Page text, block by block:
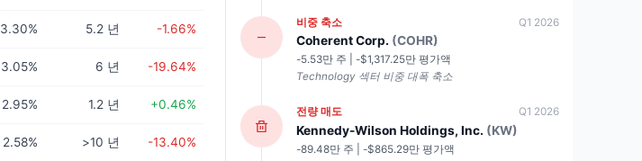
3.30% 5.2 년 -1.66%
3.05% 6 년 -19.64%
2.95% 1.2 년 +0.46%
2.58% >10 년 -13.40%
비중 축소
Coherent Corp. (COHR)
-5.53만 주 | -$1,317.25만 평가액
Technology 섹터 비중 대폭 축소
Q1 2026
전량 매도
Kennedy-Wilson Holdings, Inc. (KW)
-89.48만 주 | -$865.29만 평가액
Q1 2026